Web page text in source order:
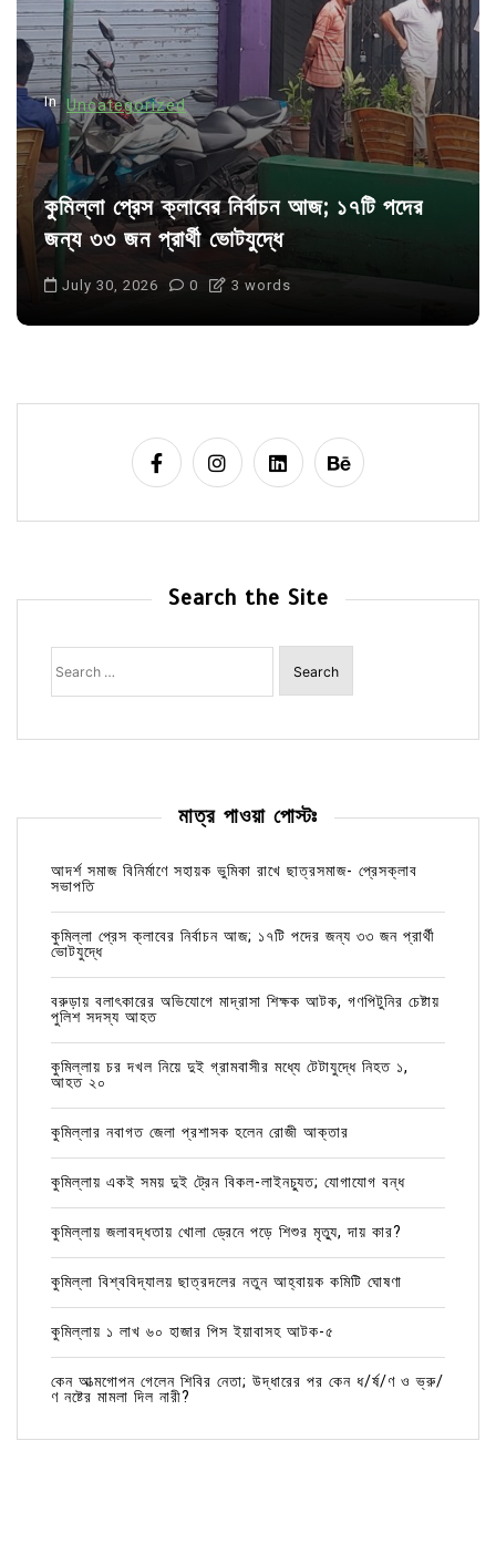
i
o
n
In Uncategorized
কুমিল্লা প্রেস ক্লাবের নির্বাচন আজ; ১৭টি পদের
জন্য ৩৩ জন প্রার্থী ভোটযুদ্ধে
July 30, 2026 0 3 words
Search the Site
Search
for:
মাত্র পাওয়া পোস্টঃ
আদর্শ সমাজ বিনির্মাণে সহায়ক ভুমিকা রাখে ছাত্রসমাজ- প্রেসক্লাব
সভাপতি
কুমিল্লা প্রেস ক্লাবের নির্বাচন আজ; ১৭টি পদের জন্য ৩৩ জন প্রার্থী
ভোটযুদ্ধে
বরুড়ায় বলাৎকারের অভিযোগে মাদ্রাসা শিক্ষক আটক, গণপিটুনির চেষ্টায়
পুলিশ সদস্য আহত
কুমিল্লায় চর দখল নিয়ে দুই গ্রামবাসীর মধ্যে টেটাযুদ্ধে নিহত ১,
আহত ২০
কুমিল্লার নবাগত জেলা প্রশাসক হলেন রোজী আক্তার
কুমিল্লায় একই সময় দুই ট্রেন বিকল-লাইনচ্যুত; যোগাযোগ বন্ধ
কুমিল্লায় জলাবদ্ধতায় খোলা ড্রেনে পড়ে শিশুর মৃত্যু, দায় কার?
কুমিল্লা বিশ্ববিদ্যালয় ছাত্রদলের নতুন আহ্বায়ক কমিটি ঘোষণা
কুমিল্লায় ১ লাখ ৬০ হাজার পিস ইয়াবাসহ আটক-৫
কেন আত্মগোপন গেলেন শিবির নেতা; উদ্ধারের পর কেন ধ/র্ষ/ণ ও ভ্রু/
ণ নষ্টের মামলা দিল নারী?